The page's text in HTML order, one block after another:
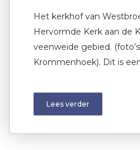
Het kerkhof van
Hervormde Kerk aan de
veenweide gebied.
Krommenhoek). Dit is
Lees verder